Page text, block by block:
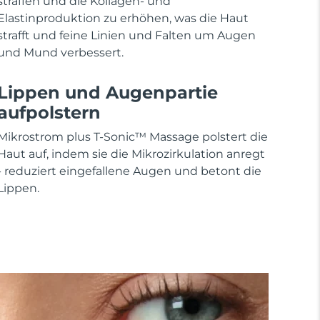
zu erhöhen, was die Haut
und feine Linien und Falten um Augen
Mund verbessert.
und Augenpartie
plus T-Sonic™ Massage polstert die
auf, indem sie die Mikrozirkulation anregt
reduziert eingefallene Augen und betont die